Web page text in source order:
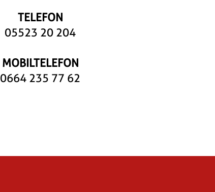
TELEFON
05523 20 204
MOBILTELEFON
0664 235 77 62